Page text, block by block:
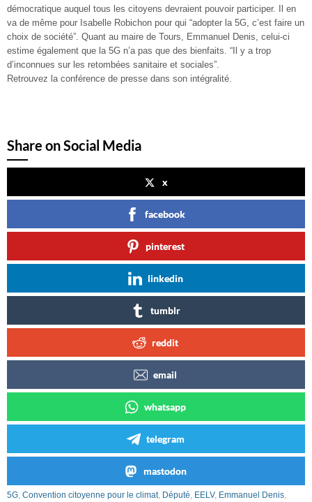
démocratique auquel tous les citoyens devraient pouvoir participer. Il en
va de même pour Isabelle Robichon pour qui “adopter la 5G, c’est faire un
choix de société”. Quant au maire de Tours, Emmanuel Denis, celui-ci
estime également que la 5G n’a pas que des bienfaits. “Il y a trop
d’inconnues sur les retombées sanitaire et sociales”.
Retrouvez la conférence de presse dans son intégralité.
Share on Social Media
x
facebook
pinterest
linkedin
tumblr
reddit
email
whatsapp
telegram
mastodon
5G, Convention citoyenne pour le climat, Député, EELV, Emmanuel Denis,